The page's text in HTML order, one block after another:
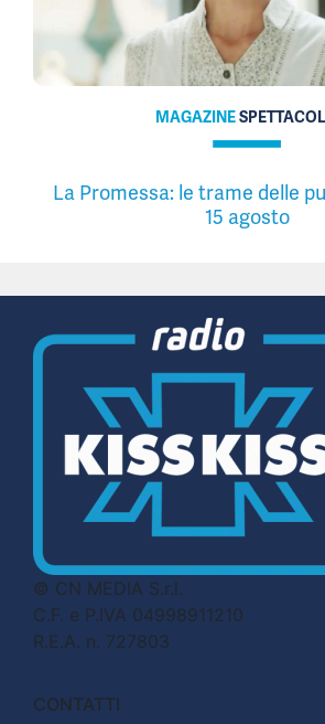
MAGAZINE
La Promessa: le trame delle
15 agosto
© CN MEDIA S.r.l.
C.F. e P.IVA 04998911210
R.E.A. n. 727803
CONTATTI